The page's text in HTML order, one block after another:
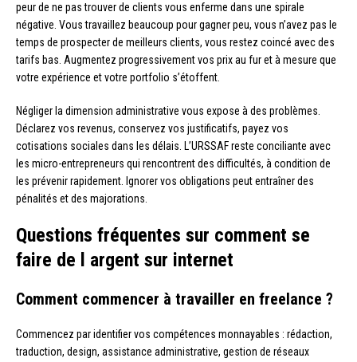
peur de ne pas trouver de clients vous enferme dans une spirale
négative. Vous travaillez beaucoup pour gagner peu, vous n’avez pas le
temps de prospecter de meilleurs clients, vous restez coincé avec des
tarifs bas. Augmentez progressivement vos prix au fur et à mesure que
votre expérience et votre portfolio s’étoffent.
Négliger la dimension administrative vous expose à des problèmes.
Déclarez vos revenus, conservez vos justificatifs, payez vos
cotisations sociales dans les délais. L’URSSAF reste conciliante avec
les micro-entrepreneurs qui rencontrent des difficultés, à condition de
les prévenir rapidement. Ignorer vos obligations peut entraîner des
pénalités et des majorations.
Questions fréquentes sur comment se
faire de l argent sur internet
Comment commencer à travailler en freelance ?
Commencez par identifier vos compétences monnayables : rédaction,
traduction, design, assistance administrative, gestion de réseaux